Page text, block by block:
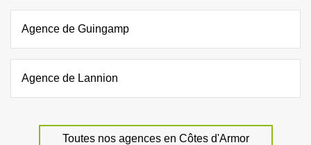
Agence de Guingamp
Agence de Lannion
Toutes nos agences en Côtes d'Armor